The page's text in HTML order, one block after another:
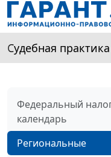
Судебная практика
Федеральный
календарь
Региональные